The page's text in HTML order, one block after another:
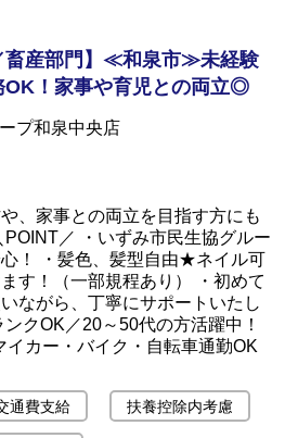
畜産部門】≪和泉市≫未経験
！家事や育児との両立◎
、家事との両立を目指す方にも
／ ・いずみ市民生協グルー
！ ・髪色、髪型自由★ネイル可
す！（一部規程あり） ・初めて
ながら、丁寧にサポートいたし
クOK／20～50代の方活躍中！
イカー・バイク・自転車通勤OK
通費支給 扶養控除内考慮